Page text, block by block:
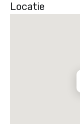
Locatie